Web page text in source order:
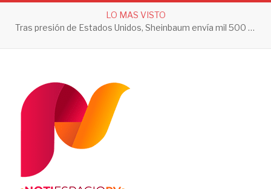
LO MAS VISTO
Tras presión de Estados Unidos, Sheinbaum envía mil 500 soldados a Michoacán